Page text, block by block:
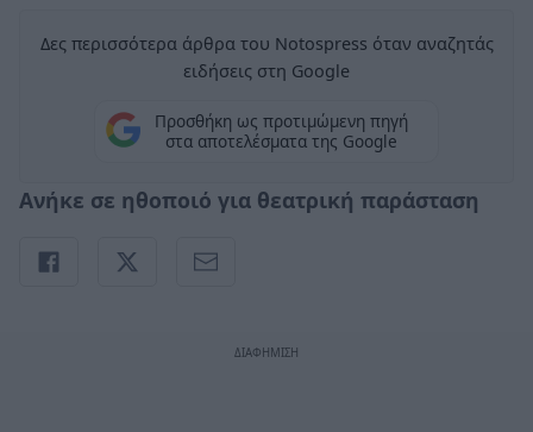
Δες περισσότερα άρθρα του Notospress όταν αναζητάς
ειδήσεις στη Google
Προσθήκη ως προτιμώμενη πηγή
στα αποτελέσματα της Google
Ανήκε σε ηθοποιό για θεατρική παράσταση